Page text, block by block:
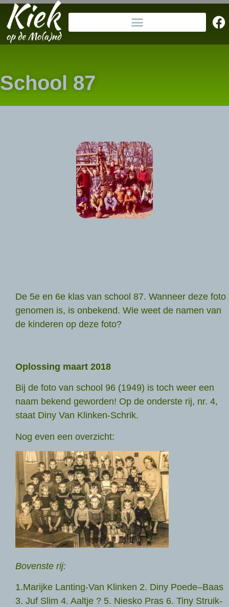
School 87
De 5e en 6e klas van school 87. Wanneer deze foto
genomen is, is onbekend. Wie weet de namen van
de kinderen op deze foto?
Oplossing maart 2018
Bij de foto van school 96 (1949) is toch weer een
naam bekend geworden! Op de onderste rij, nr. 4,
staat Diny Van Klinken-Schrik.
Nog even een overzicht:
Bovenste rij:
1.Marijke Lanting-Van Klinken 2. Diny Poede–Baas
3. Juf Slim 4. Aaltje ? 5. Niesko Pras 6. Tiny Struik-